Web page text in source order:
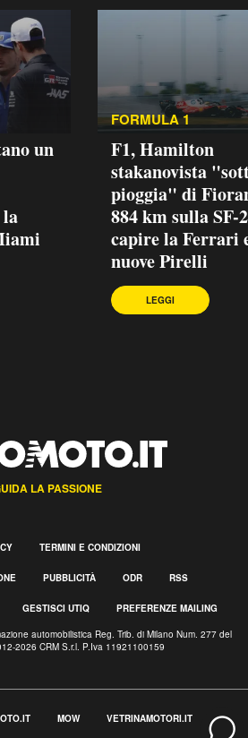
un
FORMULA 1
F1, Hamilton
stakanovista
pioggia" di
884 km sulla SF-
capire la Ferrari
nuove Pirelli
LEGGI
LA PASSIONE
TERMINI E CONDIZIONI
PUBBLICITÀ ODR RSS
GESTISCI UTIQ PREFERENZE MAILING
automobilistica Reg. Trib. di Milano Num. 277 del
2026 CRM S.r.l. P.Iva 11921100159
MOW VETRINAMOTORI.IT